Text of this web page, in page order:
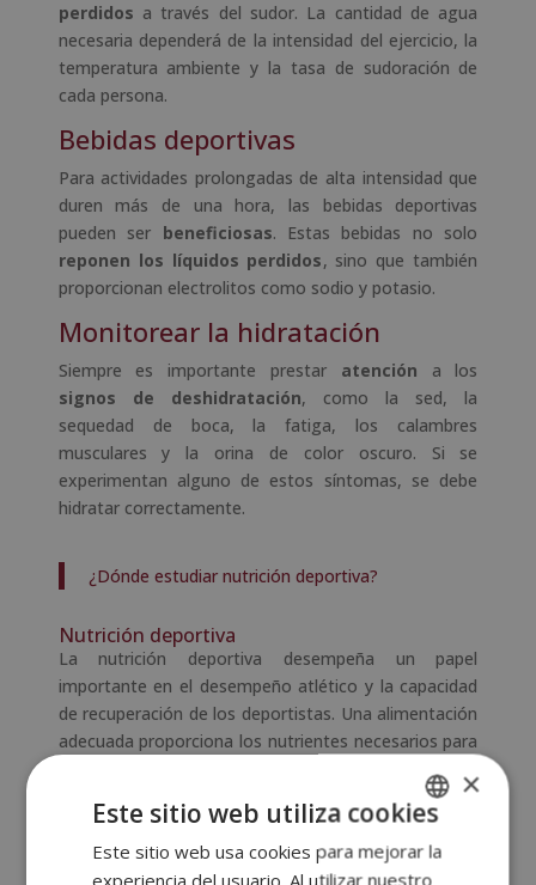
perdidos a través del sudor. La cantidad de agua
necesaria dependerá de la intensidad del ejercicio, la
temperatura ambiente y la tasa de sudoración de
cada persona.
Bebidas deportivas
Para actividades prolongadas de alta intensidad que
duren más de una hora, las bebidas deportivas
pueden ser beneficiosas. Estas bebidas no solo
reponen los líquidos perdidos, sino que también
proporcionan electrolitos como sodio y potasio.
Monitorear la hidratación
Siempre es importante prestar atención a los
signos de deshidratación, como la sed, la
sequedad de boca, la fatiga, los calambres
musculares y la orina de color oscuro. Si se
experimentan alguno de estos síntomas, se debe
hidratar correctamente.
¿Dónde estudiar nutrición deportiva?
Nutrición deportiva
La nutrición deportiva desempeña un papel
importante en el desempeño atlético y la capacidad
de recuperación de los deportistas. Una alimentación
adecuada proporciona los nutrientes necesarios para
mantener la energía, optimizar la resistencia y
favorecer la recuperación muscular después del
ejercicio.
son una fuente primaria de
SPANISH
×
Este sitio web utiliza cookies
Este sitio web usa cookies para mejorar la
experiencia del usuario. Al utilizar nuestro